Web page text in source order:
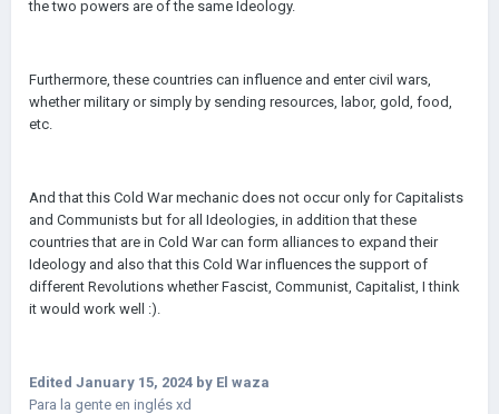
the two powers are of the same Ideology.
Furthermore, these countries can influence and enter civil wars,
whether military or simply by sending resources, labor, gold, food,
etc.
And that this Cold War mechanic does not occur only for Capitalists
and Communists but for all Ideologies, in addition that these
countries that are in Cold War can form alliances to expand their
Ideology and also that this Cold War influences the support of
different Revolutions whether Fascist, Communist, Capitalist, I think
it would work well :).
Edited January 15, 2024 by El waza
Para la gente en inglés xd